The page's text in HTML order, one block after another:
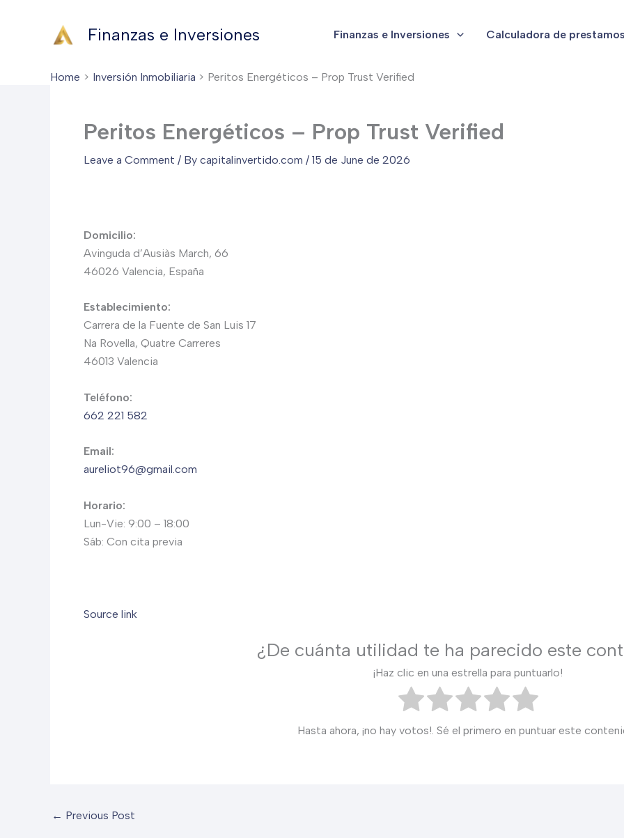
Finanzas e Inversiones Finanzas e Inversiones Calculadora de
Home Inversión Inmobiliaria Peritos Energéticos – Prop Trust Verified
Peritos Energéticos – Prop Trust Verified
Leave a Comment / By capitalinvertido.com / 15 de June de 2026
Domicilio:
Avinguda d’Ausiàs March, 66
46026 Valencia, España
Establecimiento:
Carrera de la Fuente de San Luis 17
Na Rovella, Quatre Carreres
46013 Valencia
Teléfono:
662 221 582
Email:
aureliot96@gmail.com
Horario:
Lun-Vie: 9:00 – 18:00
Sáb: Con cita previa
Source link
¿De cuánta utilidad te ha parecido este
¡Haz clic en una estrella para puntuarlo!
Hasta ahora, ¡no hay votos!. Sé el primero en puntuar este
← Previous Post